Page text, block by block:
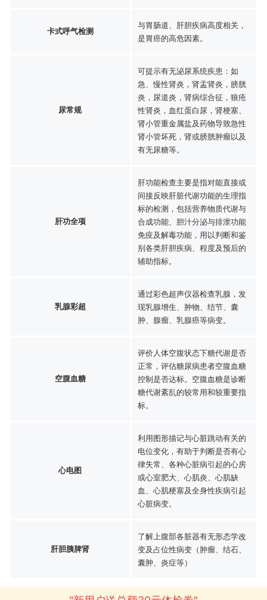
卡式呼气检测
与胃肠道、肝胆疾病高度相关，
是胃癌的高危因素。
尿常规
可提示有无泌尿系统疾患：如
急、慢性肾炎，肾盂肾炎，膀胱
炎，尿道炎，肾病综合征，狼疮
性肾炎，血红蛋白尿，肾梗塞、
肾小管重金属盐及药物导致急性
肾小管坏死，肾或膀胱肿瘤以及
有无尿糖等。
肝功全项
肝功能检查主要是指对能直接或
间接反映肝脏代谢功能的生理指
标的检测，包括营养物质代谢与
合成功能、胆汁分泌与排泄功能
免疫及解毒功能，用以判断和鉴
别各类肝胆疾病、程度及预后的
辅助指标。
乳腺彩超
通过彩色超声仪器检查乳腺，发
现乳腺增生、肿物、结节、囊
肿、腺瘤、乳腺癌等病变。
空腹血糖
评价人体空腹状态下糖代谢是否
正常，评估糖尿病患者空腹血糖
控制是否达标。空腹血糖是诊断
糖代谢紊乱的较常用和较重要指
标。
心电图
利用图形描记与心脏跳动有关的
电位变化，有助于判断是否有心
律失常、各种心脏病引起的心房
或心室肥大、心肌炎、心肌缺
血、心肌梗塞及全身性疾病引起
心脏病变。
肝胆胰脾肾
了解上腹部各脏器有无形态学改
变及占位性病变（肿瘤、结石、
囊肿、炎症等）